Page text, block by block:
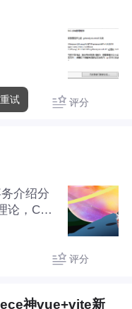
评分
介绍分
论，C：
评分
神vue+vite新
试